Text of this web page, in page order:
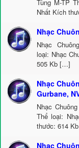
Tùng M-TP
Nhất Kích
Nhạc
Nhạc
loại: Nhạc
505 Kb […]
Nhạc
Gurbane,
Nhạc
Thể loại:
thước: 614
Nhạc